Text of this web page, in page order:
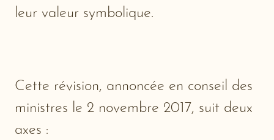
leur valeur symbolique.
Cette révision, annoncée en conseil des
ministres le 2 novembre 2017, suit deux
axes :